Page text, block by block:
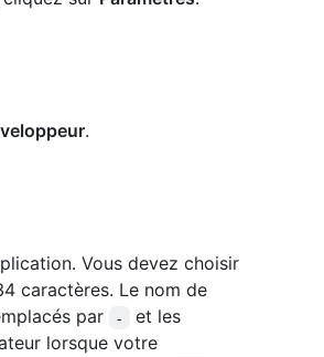
.
Vous devez choisir
caractères. Le nom de
par
-
et les
lorsque votre